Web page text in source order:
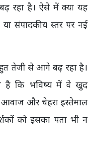
रहा है। ऐसे में क्या यह
या संपादकीय स्तर पर नई
तेजी से आगे बढ़ रहा है।
है कि भविष्य में वे खुद
और चेहरा इस्तेमाल
को इसका पता भी न